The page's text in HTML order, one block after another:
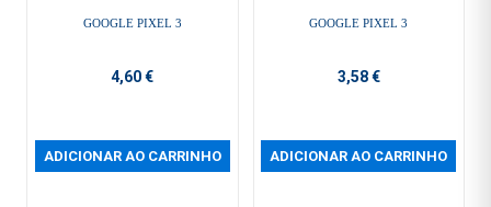
GOOGLE PIXEL 3
4,60 €
ADICIONAR AO CARRINHO
GOOGLE PIXEL 3
3,58 €
ADICIONAR AO CARRINHO